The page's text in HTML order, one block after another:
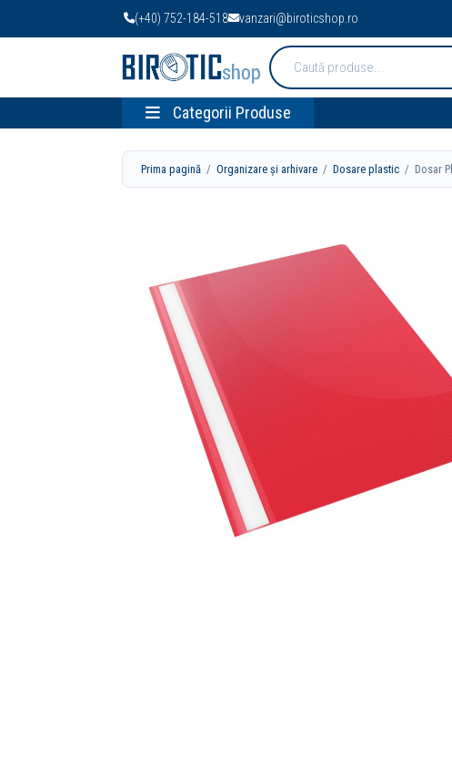
(+40) 752-184-518 vanzari@biroticshop.ro
Cauta
produse:
Categorii Produse
Prima pagină /Organizare și arhivare /Dosare plastic / Dosar